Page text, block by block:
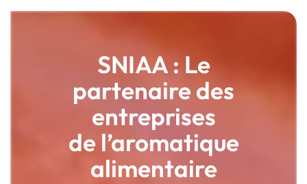
SNIAA : Le
partenaire des
entreprises
de l’aromatique
alimentaire